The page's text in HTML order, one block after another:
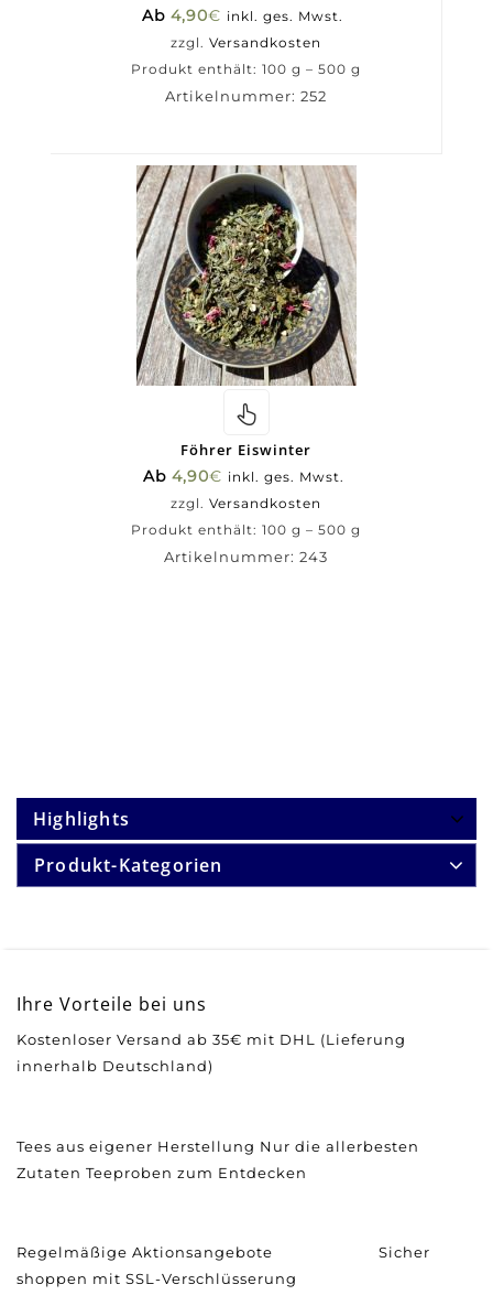
Ab4,90€ inkl. ges. Mwst.
zzgl. Versandkosten
Produkt enthält: 100 g – 500 g
Artikelnummer: 252
Föhrer Eiswinter
Ab 4,90€ inkl. ges. Mwst.
zzgl.Versandkosten
Produkt enthält: 100g – 500g
Artikelnummer:243
Highlights
Produkt-Kategorien
Ihre Vorteile bei uns
Kostenloser Versand ab 35€ mit DHL (Lieferung
innerhalb Deutschland)
Tees aus eigener Herstellung Nur die allerbesten
Zutaten Teeproben zum Entdecken
Regelmäßige Aktionsangebote Sicher
shoppen mit SSL-Verschlüsserung